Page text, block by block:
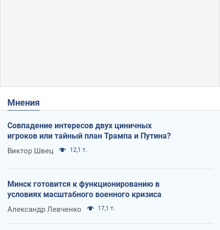
Мнения
Совпадение интересов двух циничных
игроков или тайный план Трампа и Путина?
Виктор Швец 12,1 т.
Минск готовится к функционированию в
условиях масштабного военного кризиса
Александр Левченко 17,1 т.